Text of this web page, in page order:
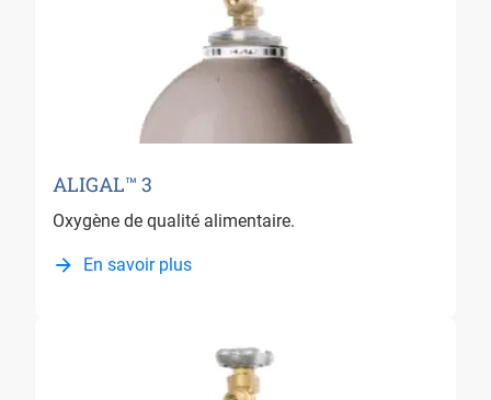
ALIGAL™ 3
Oxygène de qualité alimentaire.
En savoir plus